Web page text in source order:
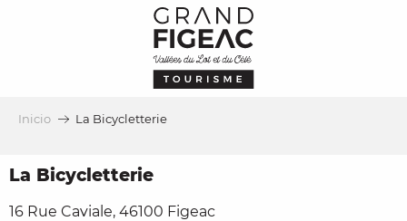
Inicio La Bicycletterie
La Bicycletterie
16 Rue Caviale, 46100 Figeac